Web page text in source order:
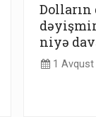
niyə
1 Avqust